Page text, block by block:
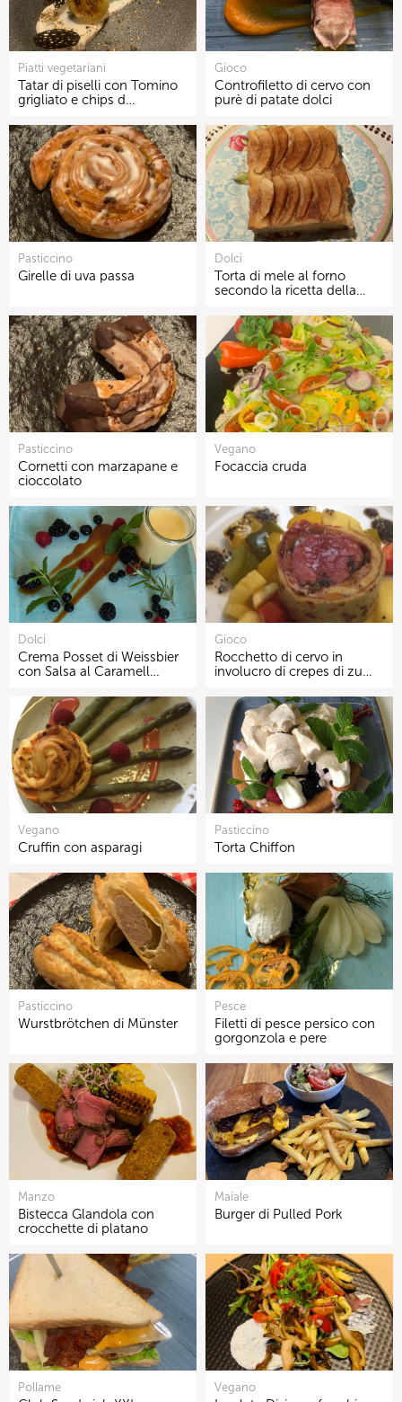
Piatti vegetariani
Tatar di piselli con Tomino
grigliato e chips d…
Gioco
Controfiletto di cervo con
purè di patate dolci
Pasticcino
Girelle di uva passa
Dolci
Torta di mele al forno
secondo la ricetta della…
Pasticcino
Cornetti con marzapane e
cioccolato
Vegano
Focaccia cruda
Dolci
Crema Posset di Weissbier
con Salsa al Caramell…
Gioco
Rocchetto di cervo in
involucro di crepes di zu…
Vegano
Cruffin con asparagi
Pasticcino
Torta Chiffon
Pasticcino
Wurstbrötchen di Münster
Pesce
Filetti di pesce persico con
gorgonzola e pere
Manzo
Bistecca Glandola con
crocchette di platano
Maiale
Burger di Pulled Pork
Pollame Vegano